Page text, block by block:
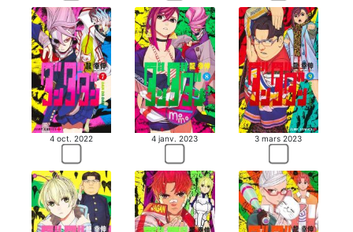
4 oct. 2022 4 janv. 2023 3 mars 2023